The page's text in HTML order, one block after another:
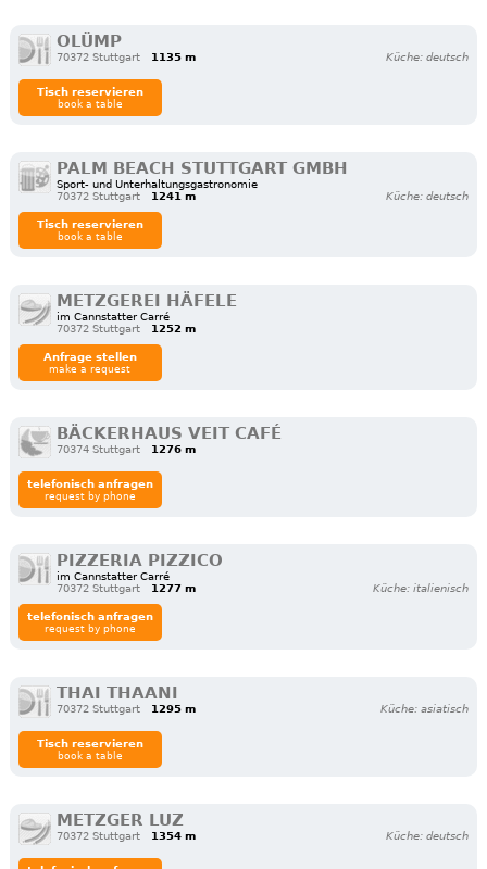
OLÜMP
70372 Stuttgart 1135 m Küche: deutsch
Tisch reservieren
book a table
PALM BEACH STUTTGART GMBH
Sport- und Unterhaltungsgastronomie
70372 Stuttgart
1241 m Küche: deutsch
Tisch reservieren
book a table
METZGEREI HÄFELE
im Cannstatter Carré
70372 Stuttgart
1252 m
Anfrage stellen
make a request
BÄCKERHAUS VEIT CAFÉ
70374 Stuttgart 1276 m
telefonisch anfragen
request by phone
PIZZERIA PIZZICO
im Cannstatter Carré
70372 Stuttgart
1277 m Küche: italienisch
telefonisch anfragen
request by phone
THAI THAANI
70372 Stuttgart 1295 m Küche: asiatisch
Tisch reservieren
book a table
METZGER LUZ
70372 Stuttgart 1354 m Küche: deutsch